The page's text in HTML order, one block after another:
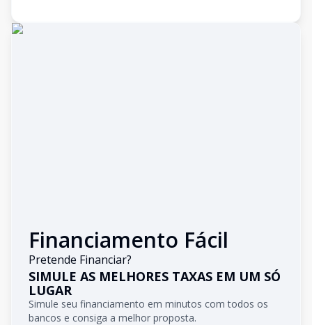
Financiamento Fácil
Pretende Financiar?
SIMULE AS MELHORES TAXAS EM UM SÓ
LUGAR
Simule seu financiamento em minutos com todos os
bancos e consiga a melhor proposta.